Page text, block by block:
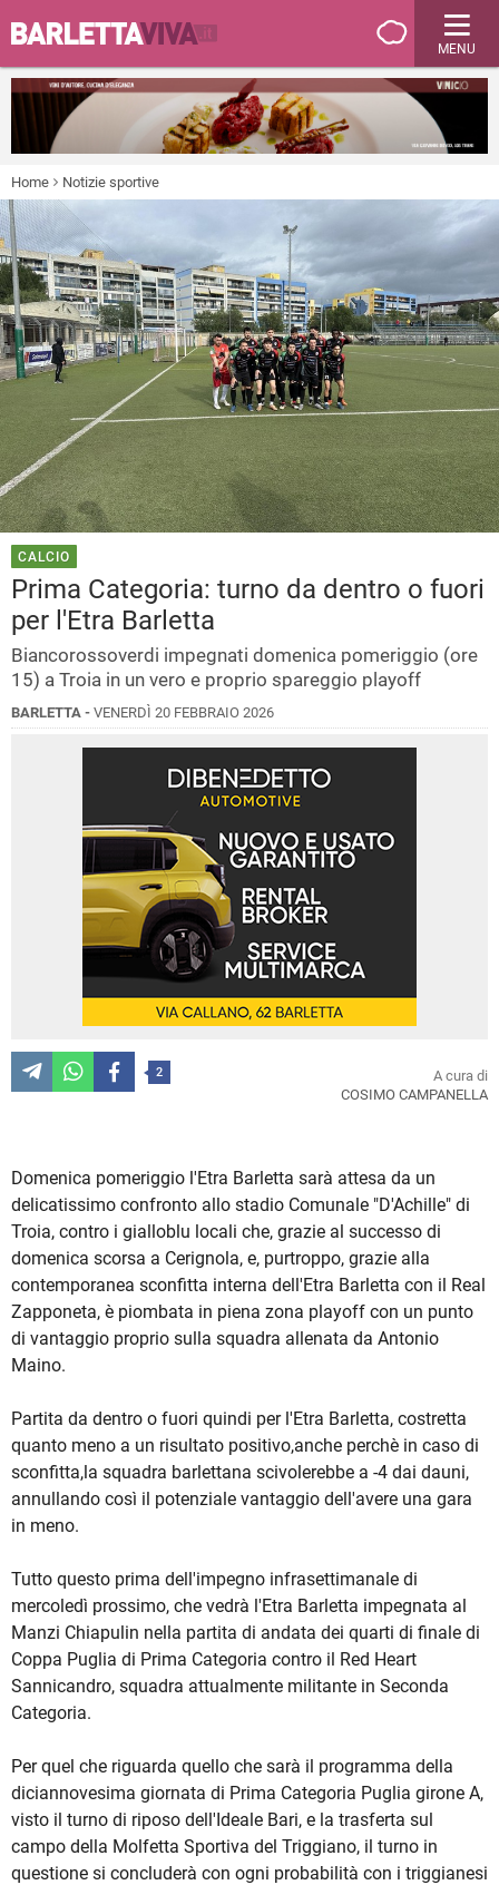
MENU
Home Notizie sportive
CALCIO
Prima Categoria: turno da dentro o fuori
per l'Etra Barletta
Biancorossoverdi impegnati domenica pomeriggio (ore
15) a Troia in un vero e proprio spareggio playoff
BARLETTA - VENERDÌ 20 FEBBRAIO 2026
2
A cura di
COSIMO CAMPANELLA
Domenica pomeriggio l'Etra Barletta sarà attesa da un
delicatissimo confronto allo stadio Comunale "D'Achille" di
Troia, contro i gialloblu locali che, grazie al successo di
domenica scorsa a Cerignola, e, purtroppo, grazie alla
contemporanea sconfitta interna dell'Etra Barletta con il Real
Zapponeta, è piombata in piena zona playoff con un punto
di vantaggio proprio sulla squadra allenata da Antonio
Maino.
Partita da dentro o fuori quindi per l'Etra Barletta, costretta
quanto meno a un risultato positivo,anche perchè in caso di
sconfitta,la squadra barlettana scivolerebbe a -4 dai dauni,
annullando così il potenziale vantaggio dell'avere una gara
in meno.
Tutto questo prima dell'impegno infrasettimanale di
mercoledì prossimo, che vedrà l'Etra Barletta impegnata al
Manzi Chiapulin nella partita di andata dei quarti di finale di
Coppa Puglia di Prima Categoria contro il Red Heart
Sannicandro, squadra attualmente militante in Seconda
Categoria.
Per quel che riguarda quello che sarà il programma della
diciannovesima giornata di Prima Categoria Puglia girone A,
visto il turno di riposo dell'Ideale Bari, e la trasferta sul
campo della Molfetta Sportiva del Triggiano, il turno in
questione si concluderà con ogni probabilità con i triggianesi